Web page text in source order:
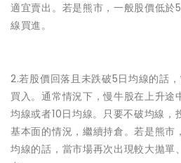
適宜賣出。若是熊市，一般股價低於
線買進。
2.若股價回落且未跌破5日均線的話
買入。通常情況下，慢牛股在上升途
均線或者10日均線。只要不破均線，
基本面的情況，繼續持倉。若是熊市
均線的話，當市場再次出現較大拋單